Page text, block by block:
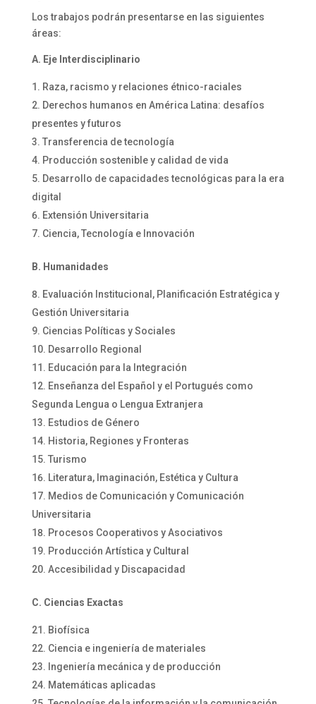
Los trabajos podrán presentarse en las siguientes
áreas:
A. Eje Interdisciplinario
Raza, racismo y relaciones étnico-raciales
Derechos humanos en América Latina: desafíos
presentes y futuros
Transferencia de tecnología
Producción sostenible y calidad de vida
Desarrollo de capacidades tecnológicas para la era
digital
Extensión Universitaria
Ciencia, Tecnología e Innovación
B. Humanidades
Evaluación Institucional, Planificación Estratégica y
Gestión Universitaria
Ciencias Políticas y Sociales
Desarrollo Regional
Educación para la Integración
Enseñanza del Español y el Portugués como
Segunda Lengua o Lengua Extranjera
Estudios de Género
Historia, Regiones y Fronteras
Turismo
Literatura, Imaginación, Estética y Cultura
Medios de Comunicación y Comunicación
Universitaria
Procesos Cooperativos y Asociativos
Producción Artística y Cultural
Accesibilidad y Discapacidad
C. Ciencias Exactas
Biofísica
Ciencia e ingeniería de materiales
Ingeniería mecánica y de producción
Matemáticas aplicadas